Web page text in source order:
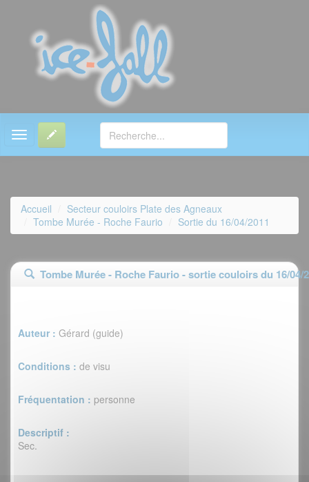
MENU
Accueil
Secteur couloirs Plate des Agneaux
Tombe Murée - Roche Faurio
Sortie du 16/04/2011
Tombe Murée - Roche Faurio - sortie couloirs du 16/04/
Auteur : Gérard (guide)
Conditions : de visu
Fréquentation : personne
Descriptif :
Sec.